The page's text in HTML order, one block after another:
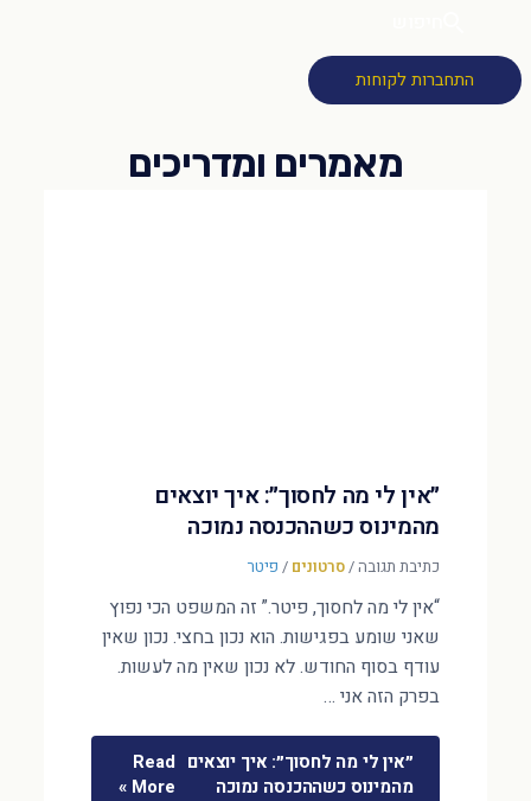
התחברות לקוחות
״אין לי מה לחסוך״: איך יוצאים
מהמינוס כשההכנסה נמוכה
כתיבת תגובה/סרטונים / פיטר
“אין לי מה לחסוך, פיטר.” זה המשפט הכי נפוץ
שאני שומע בפגישות. הוא נכון בחצי. נכון שאין
עודף בסוף החודש. לא נכון שאין מה לעשות.
בפרק הזה אני …
״אין לי מה לחסוך״: איך יוצאים
מהמינוס כשההכנסה נמוכה
Read
More »